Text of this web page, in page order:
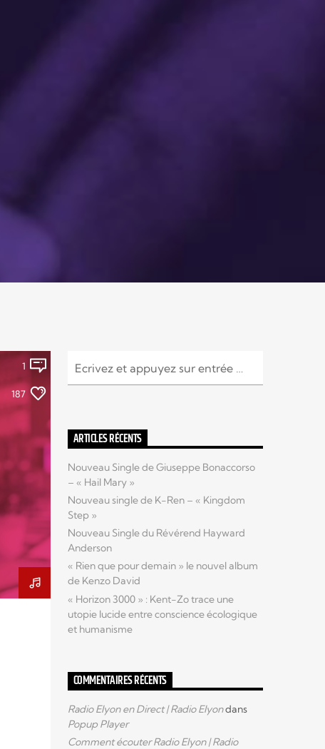
1
187
ARTICLES RÉCENTS
Nouveau Single de Giuseppe Bonaccorso
– « Hail Mary »
Nouveau single de K-Ren – « Kingdom
Step »
Nouveau Single du Révérend Hayward
Anderson
« Rien que pour demain » le nouvel album
de Kenzo David
« Horizon 3000 » : Kent-Zo trace une
utopie lucide entre conscience écologique
et humanisme
COMMENTAIRES RÉCENTS
Radio Elyon en Direct | Radio Elyondans
Popup Player
Comment écouter Radio Elyon | Radio